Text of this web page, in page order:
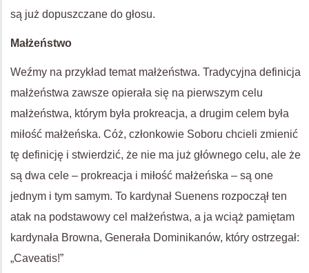
są już dopuszczane do głosu.
Małżeństwo
Weźmy na przykład temat małżeństwa. Tradycyjna definicja
małżeństwa zawsze opierała się na pierwszym celu
małżeństwa, którym była prokreacja, a drugim celem była
miłość małżeńska. Cóż, członkowie Soboru chcieli zmienić
tę definicję i stwierdzić, że nie ma już głównego celu, ale że
są dwa cele – prokreacja i miłość małżeńska – są one
jednym i tym samym. To kardynał Suenens rozpoczął ten
atak na podstawowy cel małżeństwa, a ja wciąż pamiętam
kardynała Browna, Generała Dominikanów, który ostrzegał:
„Caveatis!”